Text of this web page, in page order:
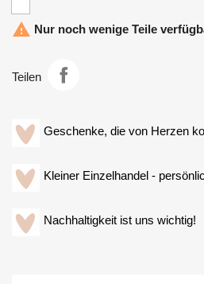
 Nur noch wenige Teile
Teilen
Geschenke, die von Herzen
Kleiner Einzelhandel -
Nachhaltigkeit ist uns wichtig!